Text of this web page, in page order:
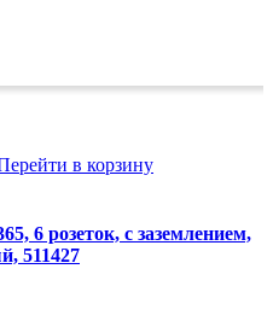
в корзину
6 розеток, с заземлением,
511427